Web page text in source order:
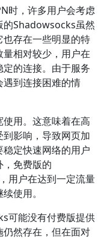
时，许多用户会考虑
的Shadowsocks虽然
存在一些明显的特
相对较少，用户在
的连接。由于服务
到连接困难的情
用。这意味着在高
影响，导致网页加
定快速网络的用户
免费版的
用户在达到一定流量
使用。
可能没有付费版提供
然存在，但在面对